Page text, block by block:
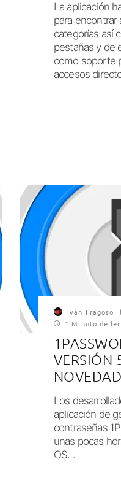
La aplicación
para encontrar
categorías así
pestañas y de
como soporte
accesos
Iván Fragoso
1 Minuto de
VERSIÓN
Los
aplicación de
contraseñas
unas pocas
OS...